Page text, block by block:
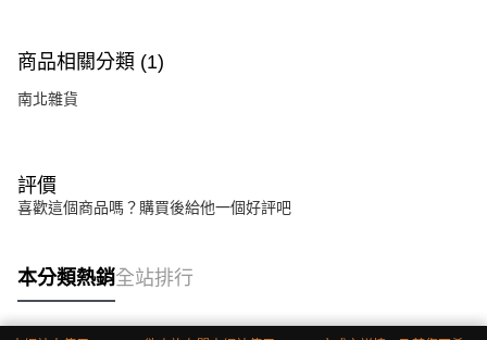
商品相關分類 (1)
南北雜貨
評價
喜歡這個商品嗎？購買後給他一個好評吧
本分類熱銷全站排行